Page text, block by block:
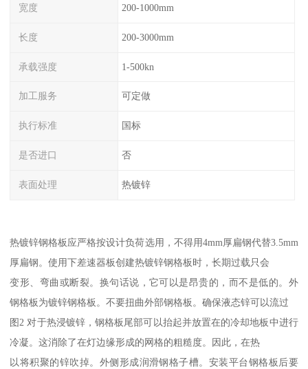
宽度 200-1000mm
长度 200-3000mm
承载强度 1-500kn
加工服务 可定做
执行标准 国标
是否进口 否
表面处理 热镀锌
热镀锌钢格板应严格按设计负荷选用，不得用4mm厚扁钢代替3.5mm
厚扁钢。使用下差速器板创建热镀锌钢格板时，长期过载只会
变形、弯曲或断裂。换句话说，它可以是昂贵的，而不是低的。外
钢格板为镀锌钢格板。不要扭曲外部钢格板。确保液态锌可以流过
图2 对于热浸镀锌，钢格板尾部可以抬起并放置在的冷却地板中进行
冷凝。这消除了在灯边缘形成的网格的粗糙度。因此，在热
以将积聚的锌吹掉。外侧形成润滑钢格子槽。安装平台钢格板后要